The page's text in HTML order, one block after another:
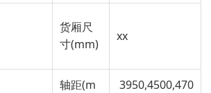
货厢尺
寸(mm)
xx
轴距(m
3950,4500,470